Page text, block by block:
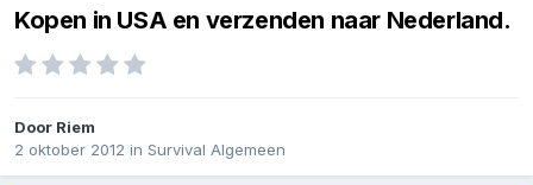
Kopen in USA en verzenden naar Nederland.
Door Riem
2 oktober 2012 in Survival Algemeen